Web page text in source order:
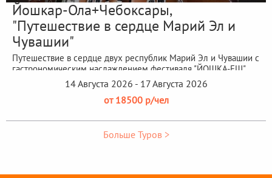
Йошкар-Ола+Чебоксары,
"Путешествие в сердце Марий Эл и
Чувашии"
Путешествие в сердце двух республик Марий Эл и Чувашии с
гастрономическим наслаждением фестиваля "ЙОШКА-ЕШ"
14 Августа 2026 - 17 Августа 2026
от 18500 р/чел
Больше Туров >